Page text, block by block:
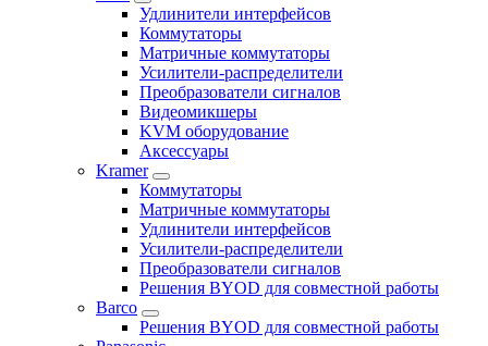
Удлинители интерфейсов
Коммутаторы
Матричные коммутаторы
Усилители-распределители
Преобразователи сигналов
Видеомикшеры
KVM оборудование
Аксессуары
Kramer
Коммутаторы
Матричные коммутаторы
Удлинители интерфейсов
Усилители-распределители
Преобразователи сигналов
Решения BYOD для совместной работы
Barco
Решения BYOD для совместной работы